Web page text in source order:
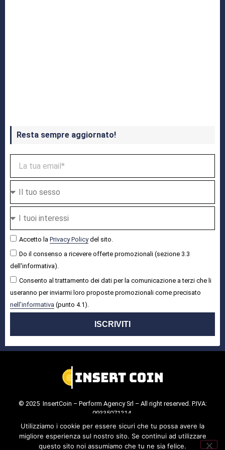
Resta sempre aggiornato!
Accetto la Privacy Policydel sito.
Do il consenso a ricevere offerte promozionali (sezione 3.3
dell'informativa).
Consento al trattamento dei dati per la comunicazione a terzi che li
useranno per inviarmi loro proposte promozionali come precisato
nell'informativa (punto 4.1).
ISCRIVITI
© 2025 InsertCoin – Perform Agency Srl – All right reserved. P.IVA:
09335071214.
Cookie Policy
Privacy Policy.
Utilizziamo i cookie per essere sicuri che tu possa avere la
migliore esperienza sul nostro sito. Se continui ad utilizzare
questo sito noi assumiamo che tu ne sia felice.